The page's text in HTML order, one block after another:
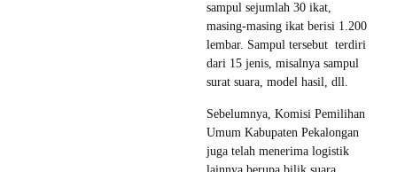
sampul sejumlah 30 ikat,
masing-masing ikat berisi 1.200
lembar. Sampul tersebut terdiri
dari 15 jenis, misalnya sampul
surat suara, model hasil, dll.
Sebelumnya, Komisi Pemilihan
Umum Kabupaten Pekalongan
juga telah menerima logistik